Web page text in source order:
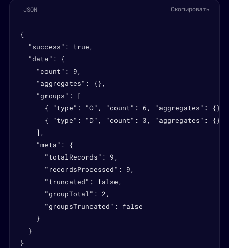
JSON Скопировать
{
  "success": true,
  "data": {
    "count": 9,
    "aggregates": {},
    "groups": [
{ "type": "O", "count": 6, "aggregates": {}
      { "type": "D", "count": 3, "aggregates": {} }
    ],
    "meta": {
      "totalRecords": 9,
      "recordsProcessed": 9,
      "truncated": false,
      "groupTotal": 2,
      "groupsTruncated": false
    }
  }
}